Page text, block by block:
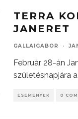
TERRA
JANERET
GALLAIGABOR ·
Február 28-án
születésnapjára
ESEMÉNYEK 0